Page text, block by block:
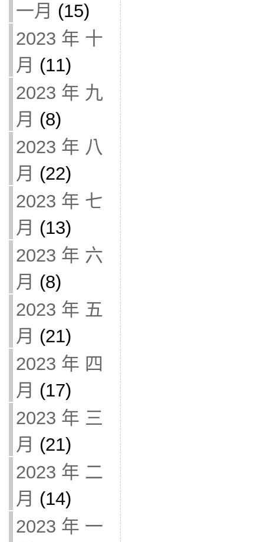
一月 (15)
2023 年 十
月 (11)
2023 年 九
月 (8)
2023 年 八
月 (22)
2023 年 七
月 (13)
2023 年 六
月 (8)
2023 年 五
月 (21)
2023 年 四
月 (17)
2023 年 三
月 (21)
2023 年 二
月 (14)
2023 年 一